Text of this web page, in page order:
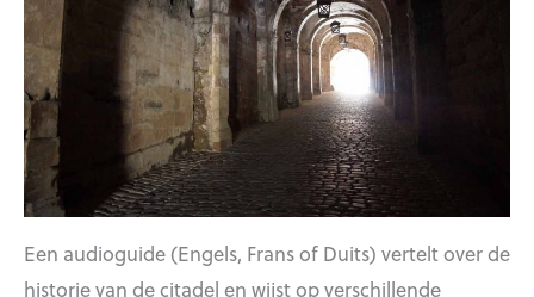
Een audioguide (Engels, Frans of Duits) vertelt over de
historie van de citadel en wijst op verschillende